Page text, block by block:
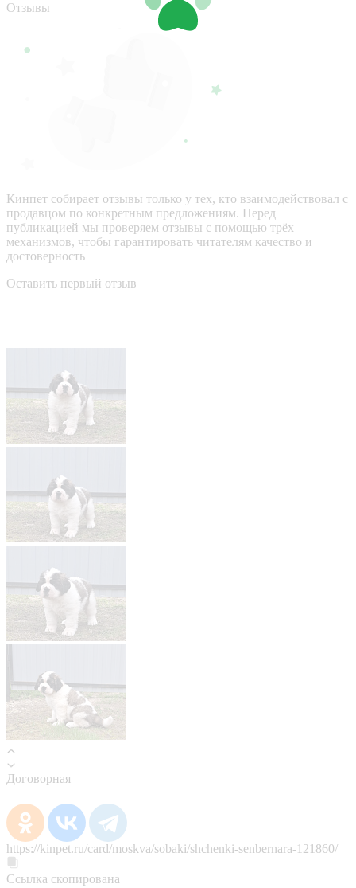
Отзывы
Кинпет собирает отзывы только у тех, кто взаимодействовал с
продавцом по конкретным предложениям. Перед
публикацией мы проверяем отзывы с помощью трёх
механизмов, чтобы гарантировать читателям качество и
достоверность
Оставить первый отзыв
Договорная
https://kinpet.ru/card/moskva/sobaki/shchenki-senbernara-121860/
Ссылка скопирована